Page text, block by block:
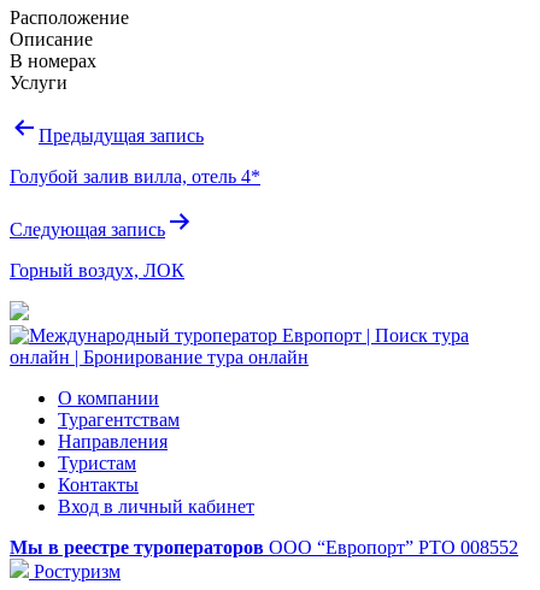
Расположение
Описание
В номерах
Услуги
Навигация
записям
Предыдущая запись
Голубой залив вилла, отель 4*
Следующая запись
Горный воздух, ЛОК
О компании
Турагентствам
Направления
Туристам
Контакты
Вход в личный кабинет
Мы в реестре туроператоров ООО “Европорт” РТО 008552
Ростуризм